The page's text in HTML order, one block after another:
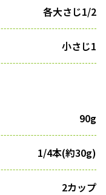
各大さじ1/2
小さじ1
90g
1/4本(約30g)
2カップ